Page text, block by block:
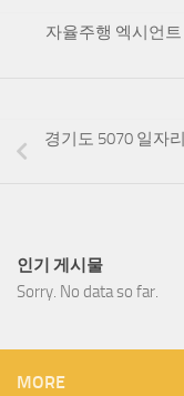
자율주행 엑시언
경기도 5070 일자
인기 게시물
Sorry. No data so far.
MORE